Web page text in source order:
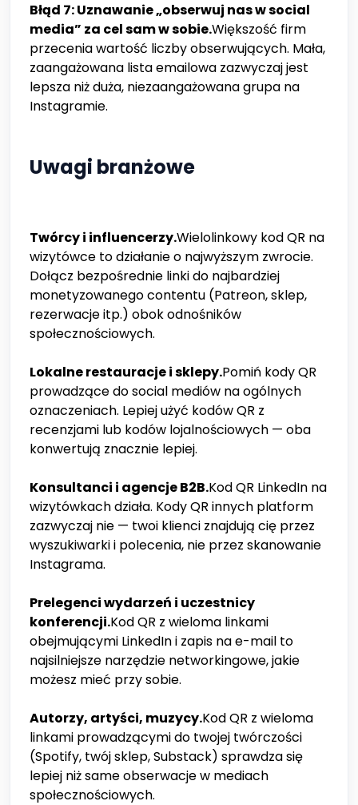
Błąd 7: Uznawanie „obserwuj nas w social
media” za cel sam w sobie.Większość firm
przecenia wartość liczby obserwujących. Mała,
zaangażowana lista emailowa zazwyczaj jest
lepsza niż duża, niezaangażowana grupa na
Instagramie.
Uwagi branżowe
Twórcy i influencerzy.Wielolinkowy kod QR na
wizytówce to działanie o najwyższym zwrocie.
Dołącz bezpośrednie linki do najbardziej
monetyzowanego contentu (Patreon, sklep,
rezerwacje itp.) obok odnośników
społecznościowych.
Lokalne restauracje i sklepy.Pomiń kody QR
prowadzące do social mediów na ogólnych
oznaczeniach. Lepiej użyć kodów QR z
recenzjami lub kodów lojalnościowych — oba
konwertują znacznie lepiej.
Konsultanci i agencje B2B.Kod QR LinkedIn na
wizytówkach działa. Kody QR innych platform
zazwyczaj nie — twoi klienci znajdują cię przez
wyszukiwarki i polecenia, nie przez skanowanie
Instagrama.
Prelegenci wydarzeń i uczestnicy
konferencji.Kod QR z wieloma linkami
obejmującymi LinkedIn i zapis na e-mail to
najsilniejsze narzędzie networkingowe, jakie
możesz mieć przy sobie.
Autorzy, artyści, muzycy.Kod QR z wieloma
linkami prowadzącymi do twojej twórczości
(Spotify, twój sklep, Substack) sprawdza się
lepiej niż same obserwacje w mediach
społecznościowych.